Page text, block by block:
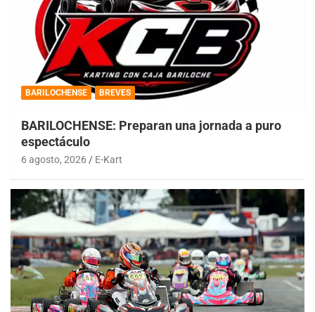
BARILOCHENSE BREVES
BARILOCHENSE: Preparan una jornada a puro
espectáculo
6 agosto, 2026 E-Kart